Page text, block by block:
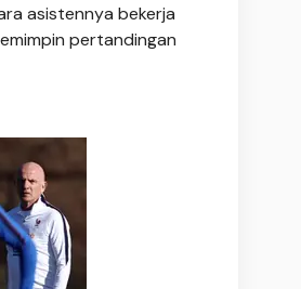
asistennya bekerja
pertandingan